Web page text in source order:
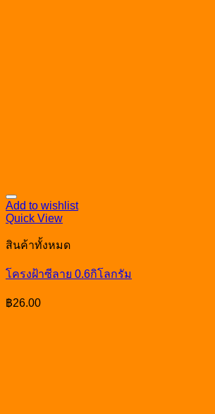
Add to wishlist
Quick View
สินค้าทั้งหมด
โครงฝ้าซีลาย 0.6กิโลกรัม
฿26.00